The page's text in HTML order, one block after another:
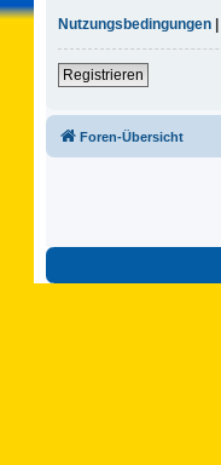
Nutzungsbedingungen |
Registrieren
Foren-Übersicht